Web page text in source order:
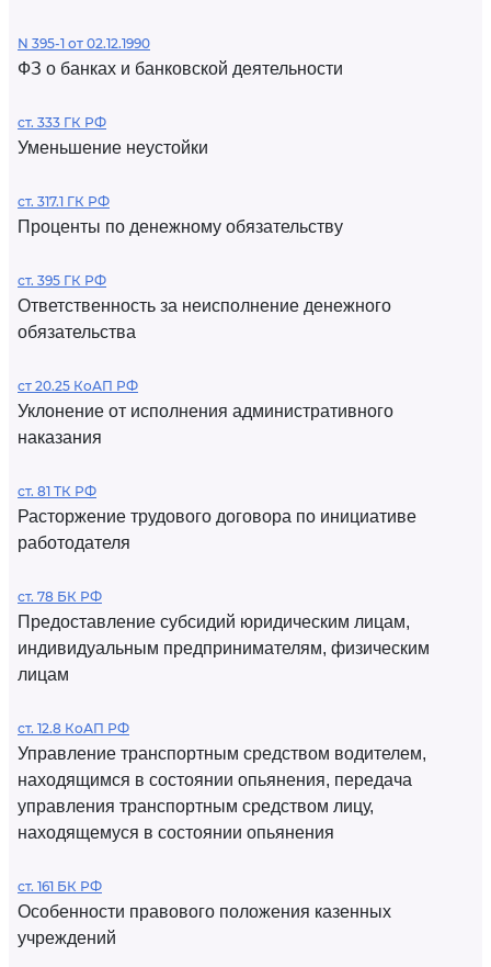
N 395-1 от 02.12.1990
ФЗ о банках и банковской деятельности
ст. 333 ГК РФ
Уменьшение неустойки
ст. 317.1 ГК РФ
Проценты по денежному обязательству
ст. 395 ГК РФ
Ответственность за неисполнение денежного
обязательства
ст 20.25 КоАП РФ
Уклонение от исполнения административного
наказания
ст. 81 ТК РФ
Расторжение трудового договора по инициативе
работодателя
ст. 78 БК РФ
Предоставление субсидий юридическим лицам,
индивидуальным предпринимателям, физическим
лицам
ст. 12.8 КоАП РФ
Управление транспортным средством водителем,
находящимся в состоянии опьянения, передача
управления транспортным средством лицу,
находящемуся в состоянии опьянения
ст. 161 БК РФ
Особенности правового положения казенных
учреждений